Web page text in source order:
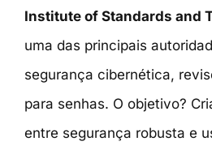
Institute of Standards and
uma das principais
segurança cibernética,
para senhas. O objetivo?
entre segurança robusta e